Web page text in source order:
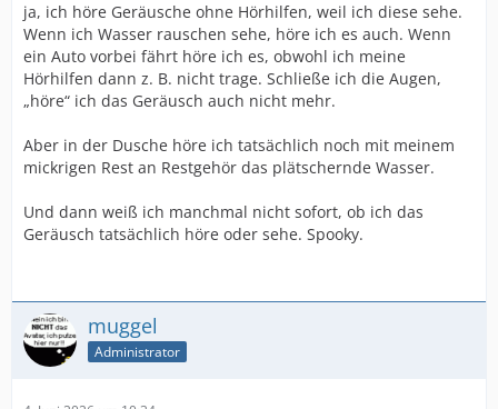
ja, ich höre Geräusche ohne Hörhilfen, weil ich diese sehe.
Wenn ich Wasser rauschen sehe, höre ich es auch. Wenn
ein Auto vorbei fährt höre ich es, obwohl ich meine
Hörhilfen dann z. B. nicht trage. Schließe ich die Augen,
„höre“ ich das Geräusch auch nicht mehr.
Aber in der Dusche höre ich tatsächlich noch mit meinem
mickrigen Rest an Restgehör das plätschernde Wasser.
Und dann weiß ich manchmal nicht sofort, ob ich das
Geräusch tatsächlich höre oder sehe. Spooky.
muggel
Administrator